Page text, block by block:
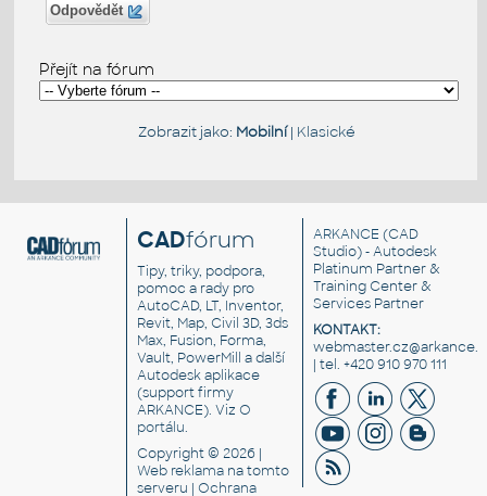
Odpovědět
Přejít na fórum
Zobrazit jako: Mobilní| Klasické
CADfórum
Tipy, triky, podpora,
pomoc a rady pro
AutoCAD, LT, Inventor,
Revit, Map, Civil 3D, 3ds
Max, Fusion, Forma,
Vault, PowerMill a další
Autodesk aplikace
(support firmy
ARKANCE). VizO
portálu.
Copyright © 2026 |
Web reklama na tomto
serveru |Ochrana
ARKANCE (CAD
Studio) - Autodesk
Platinum Partner &
Training Center &
Services Partner
KONTAKT:
| tel. +420 910 970 111